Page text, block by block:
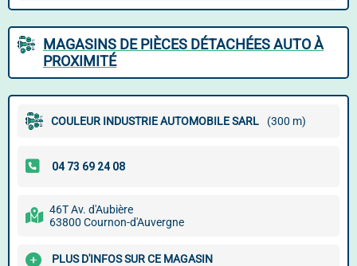
MAGASINS DE PIÈCES DÉTACHÉES AUTO À
PROXIMITÉ
COULEUR INDUSTRIE AUTOMOBILE SARL (300 m)
46T Av. d'Aubière
63800 Cournon-d'Auvergne
PLUS D'INFOS SUR CE MAGASIN